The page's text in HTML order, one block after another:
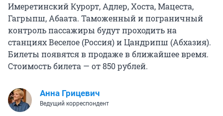
Имеретинский Курорт, Адлер, Хоста, Мацеста,
Гагрыпш, Абаата. Таможенный и пограничный
контроль пассажиры будут проходить на
станциях Веселое (Россия) и Цандрипш (Абхазия).
Билеты появятся в продаже в ближайшее время.
Стоимость билета — от 850 рублей.
Анна Грицевич
Ведущий корреспондент